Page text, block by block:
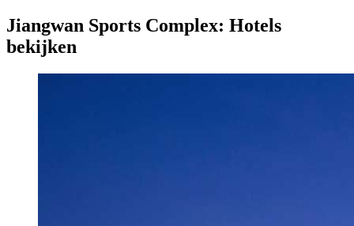
Jiangwan Sports Complex: Hotels
bekijken